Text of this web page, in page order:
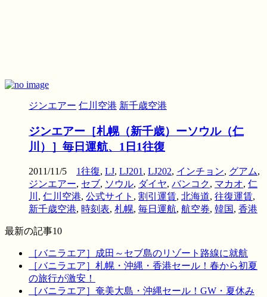
ジンエアー 仁川空港 新千歳空港
ジンエアー［札幌（新千歳）ーソウル（仁
川）］毎日運航、1日1往復
2011/11/5 1往復, LJ, LJ201 , LJ202, インチョン, グアム,
ジンエアー, セブ, ソウル, ダイヤ, バンコク, マカオ, 仁
川 , 仁川空港, 公式サイト , 割引運賃, 北海道, 往復運賃,
新千歳空港, 時刻表, 札幌, 毎日運航, 航空券, 韓国, 香港
最新の記事10
［バニラエア］成田～セブ島のリゾート路線に就航
［バニラエア］札幌・沖縄・香港セール！春から初夏
の旅行が激安！
［バニラエア］奄美大島・沖縄セール！GW・夏休み